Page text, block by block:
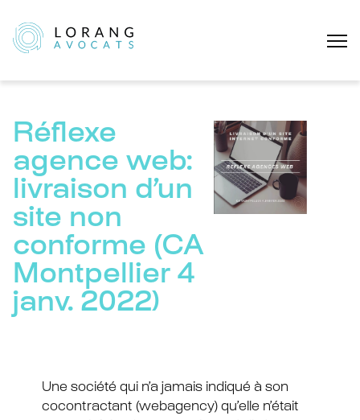
Réflexe
agence web:
livraison d’un
site non
conforme (CA
Montpellier 4
janv. 2022)
Une société qui n’a jamais indiqué à son
cocontractant (webagency) qu’elle n’était